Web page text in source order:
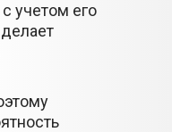
учетом его